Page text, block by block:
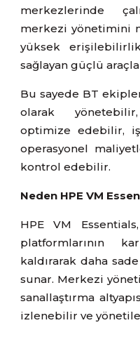
merkezlerinde
merkezi yönetimini
yüksek
sağlayan güçlü
Bu sayede BT
olarak
optimize edebilir,
operasyonel
kontrol edebilir.
Neden HPE VM
HPE VM
platformlarının
kaldırarak daha
sunar. Merkezi
sanallaştırma
izlenebilir ve